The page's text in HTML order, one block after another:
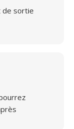
de sortie